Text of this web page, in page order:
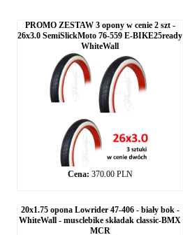
PROMO ZESTAW 3 opony w cenie 2 szt -
26x3.0 SemiSlickMoto 76-559 E-BIKE25ready
WhiteWall
Cena: 370.00 PLN
20x1.75 opona Lowrider 47-406 - biały bok -
WhiteWall - musclebike składak classic-BMX
MCR